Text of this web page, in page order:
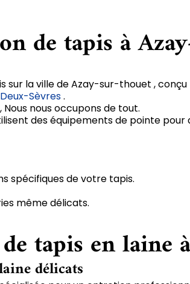
de tapis à
sur la ville de Azay-sur-thouet ,
Sèvres.
nous occupons de tout.
des équipements de pointe
spécifiques de votre tapis.
même délicats.
tapis en laine
délicats